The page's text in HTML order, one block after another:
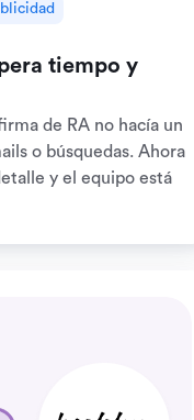
tiempo y
de RA no hacía un
o búsquedas. Ahora
y el equipo está